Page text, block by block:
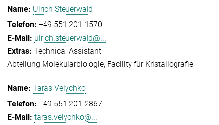
Ulrich Steuerwald
+49 551 201-1570
ulrich.steuerwald@...
Technical Assistant
Abteilung Molekularbiologie Facility für Kristallografie
Taras Velychko
+49 551 201-2867
taras.velychko@...